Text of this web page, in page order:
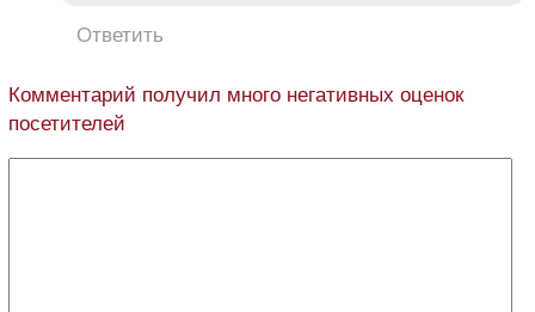
Ответить
Комментарий получил много негативных оценок
посетителей